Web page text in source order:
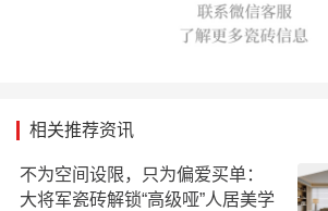
相关推荐资讯
不为空间设限，只为偏爱买单：
大将军瓷砖解锁“高级哑”人居美学